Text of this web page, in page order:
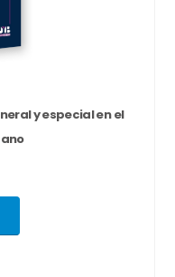
y especial en el